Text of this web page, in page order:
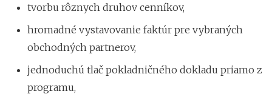
tvorbu rôznych druhov cenníkov,
hromadné vystavovanie faktúr pre vybraných
obchodných partnerov,
jednoduchú tlač pokladničného dokladu priamo z
programu,